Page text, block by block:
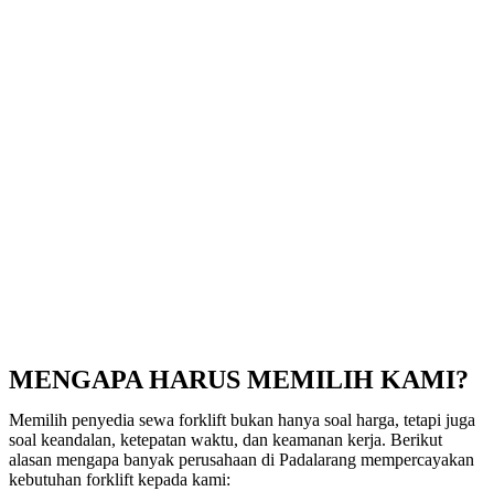
MENGAPA HARUS MEMILIH KAMI?
Memilih penyedia sewa forklift bukan hanya soal harga, tetapi juga
soal keandalan, ketepatan waktu, dan keamanan kerja. Berikut
alasan mengapa banyak perusahaan di Padalarang mempercayakan
kebutuhan forklift kepada kami: